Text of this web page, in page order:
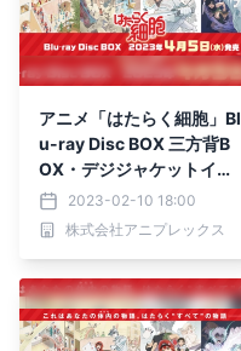
アニメ「はたらく細胞」Bl
u-ray Disc BOX 三方背B
OX・デジジャケットイラ
スト＆発売告知PV解禁！
2023-02-10 18:00
株式会社アニプレックス